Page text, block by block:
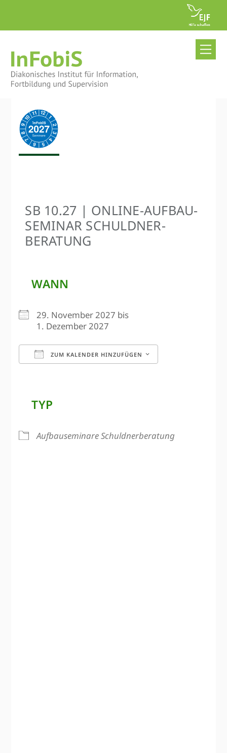
content
SB 10.27 | ONLINE-AUFBAU­
SEMINAR SCHULDNER­
BERATUNG
WANN
29. November 2027 bis
1. Dezember 2027
ZUM KALENDER HINZUFÜGEN
TYP
Aufbauseminare Schuldnerberatung